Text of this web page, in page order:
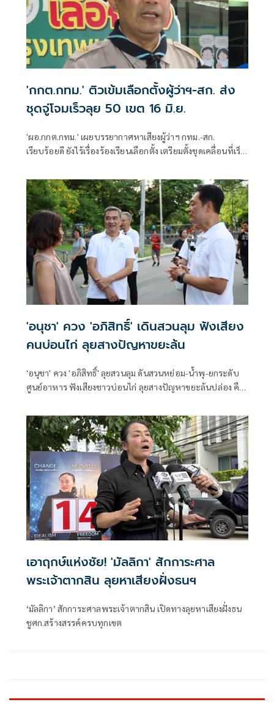
'กกต.กทม.' ติวเข้มเลือกตั้งผู้ว่าฯ-สก. ส่ง
ชุดจู่โจมเร็วลุย 50 เขต 16 มิ.ย.
'ผอ.กกต.กทม.' เผยบรรยากาศหาเสียงผู้ว่าฯ กทม.-สก.
เรียบร้อยดี ยังไร้เรื่องร้องเรียนเลือกตั้ง เตรียมตั้งชุดเคลื่อนที่เร็ว
'อนุชา' ควง 'อภิสิทธิ์' เดินสวนลุม ฟังเสียง
คนบ่อนไก่ ลุยสางปัญหาขยะล้น
'อนุชา' ควง 'อภิสิทธิ์' ลุยสวนลุม ดันสวนหย่อม-น้ำพุ-ยกระดับ
ศูนย์อาหาร ฟังเสียงชาวบ่อนไก่ ลุยสางปัญหาขยะล้นปล่อง คืน
เอาฤกษ์แห่งชัย! 'มัลลิกา' สักการะศาล
พระเจ้าตากสิน ลุยหาเสียงฝั่งธนฯ
‘มัลลิกา’ สักการะศาลพระเจ้าตากสิน เปิดทางลุยหาเสียงฝั่งธน
ชูศก.สร้างสรรค์ครบทุกเขต